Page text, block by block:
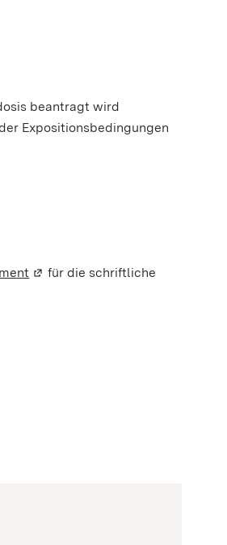
beantragt wird
Expositionsbedingungen
(Wird in einem neuen Fenster
für die schriftliche